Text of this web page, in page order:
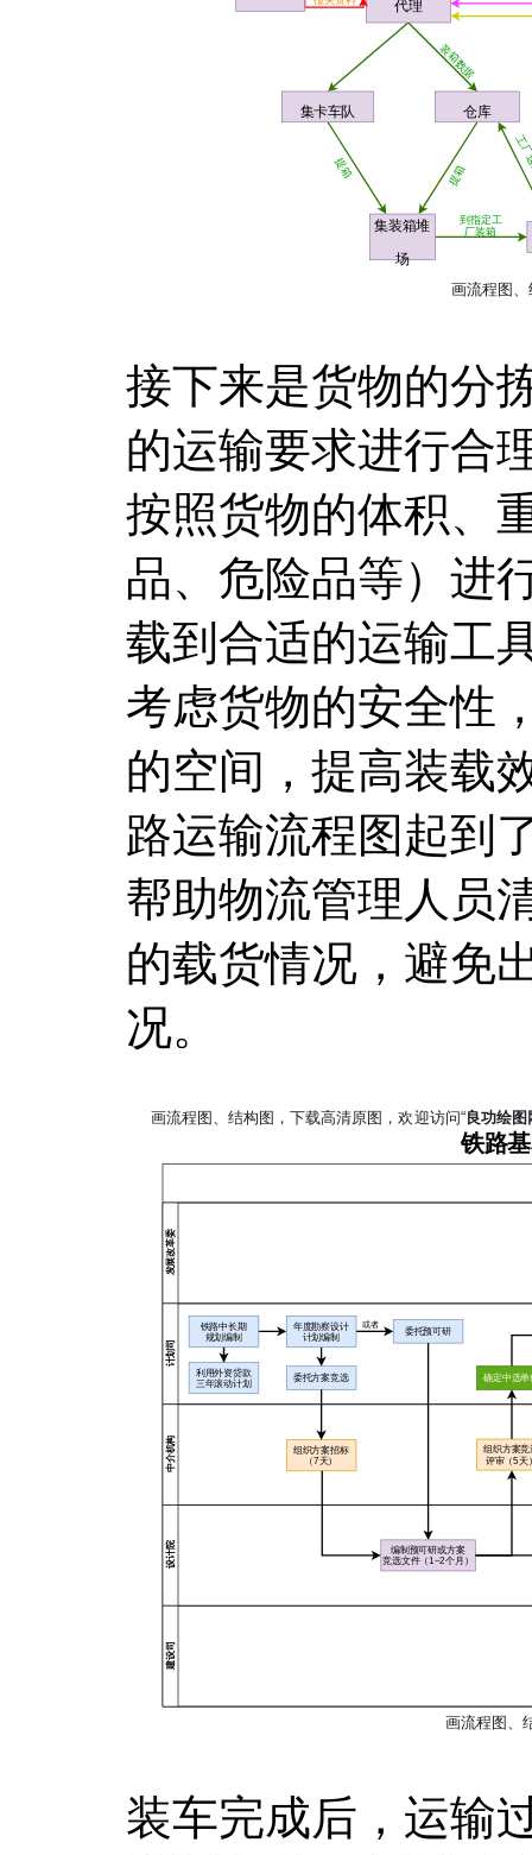
接下来是货物的分
的运输要求进行合
按照货物的体积、
品、危险品等）进
载到合适的运输工
考虑货物的安全性
的空间，提高装载
路运输流程图起到
帮助物流管理人员
的载货情况，避免
况。
装车完成后，运输